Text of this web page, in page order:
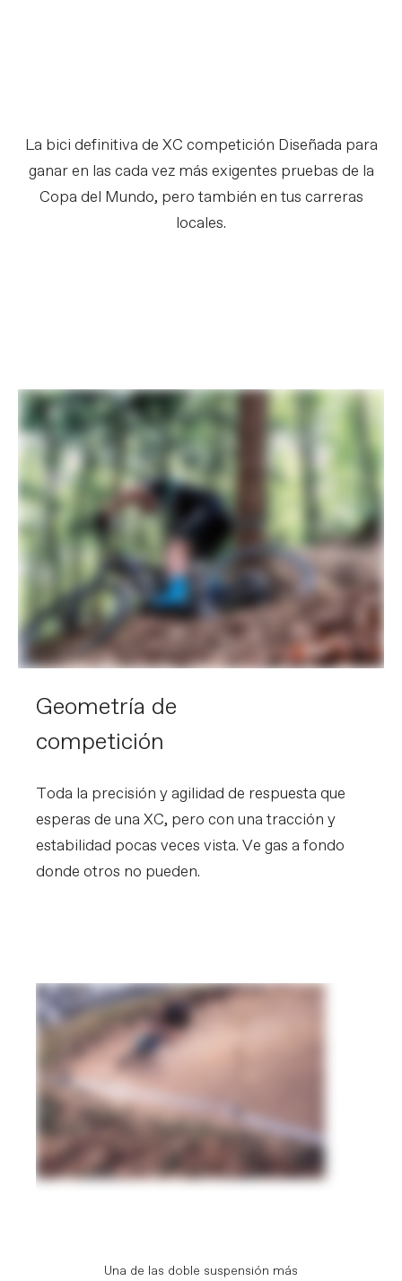
La bici definitiva de XC competición Diseñada para
ganar en las cada vez más exigentes pruebas de la
Copa del Mundo, pero también en tus carreras
locales.
Geometría de
competición
Toda la precisión y agilidad de respuesta que
esperas de una XC, pero con una tracción y
estabilidad pocas veces vista. Ve gas a fondo
donde otros no pueden.
Una de las doble suspensión más